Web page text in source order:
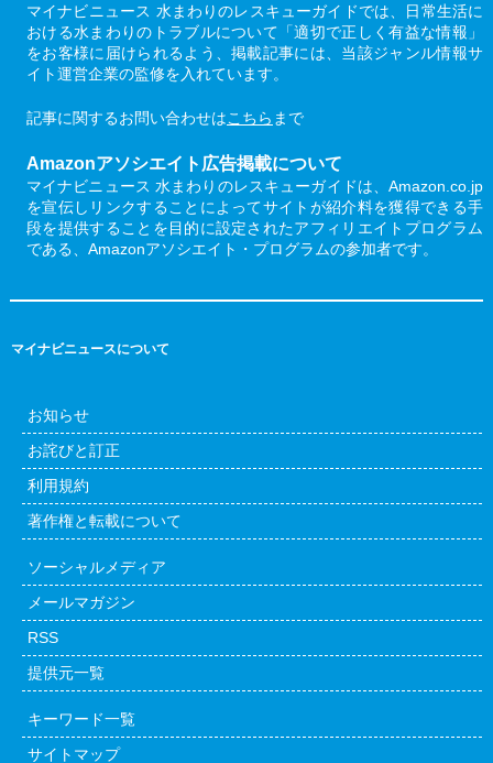
マイナビニュース 水まわりのレスキューガイドでは、日常生活に
おける水まわりのトラブルについて「適切で正しく有益な情報」
をお客様に届けられるよう、掲載記事には、当該ジャンル情報サ
イト運営企業の監修を入れています。
記事に関するお問い合わせはこちら まで
Amazonアソシエイト広告掲載について
マイナビニュース 水まわりのレスキューガイドは、Amazon.co.jp
を宣伝しリンクすることによってサイトが紹介料を獲得できる手
段を提供することを目的に設定されたアフィリエイトプログラム
である、Amazonアソシエイト・プログラムの参加者です。
マイナビニュースについて
お知らせ
お詫びと訂正
利用規約
著作権と転載について
ソーシャルメディア
メールマガジン
RSS
提供元一覧
キーワード一覧
サイトマップ